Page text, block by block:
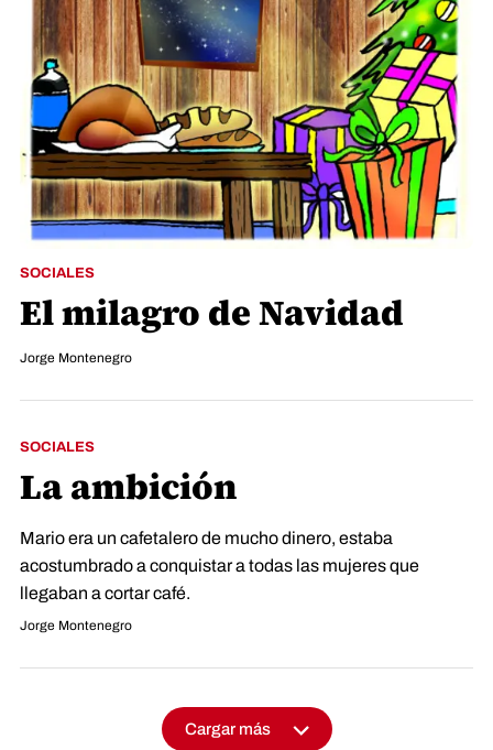
SOCIALES
El milagro de Navidad
Jorge Montenegro
SOCIALES
La ambición
Mario era un cafetalero de mucho dinero, estaba
acostumbrado a conquistar a todas las mujeres que
llegaban a cortar café.
Jorge Montenegro
Cargar más